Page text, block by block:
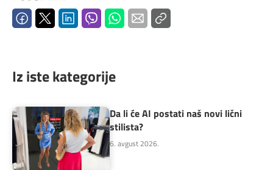
Iz iste kategorije
Da li će AI postati naš novi lični
stilista?
6. avgust 2026.